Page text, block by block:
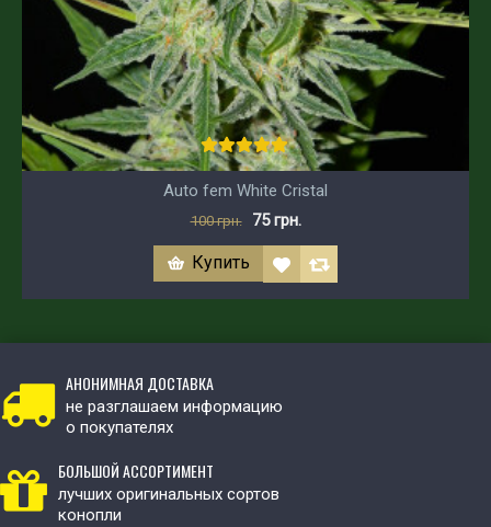
Auto fem White Cristal
100 грн. 75 грн.
Купить
АНОНИМНАЯ ДОСТАВКА
не разглашаем информацию
о покупателях
БОЛЬШОЙ АССОРТИМЕНТ
лучших оригинальных сортов
конопли